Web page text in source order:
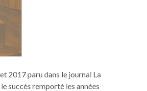
2017 paru dans le journal La
succès remporté les années